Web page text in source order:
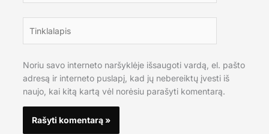
Noriu savo interneto naršyklėje išsaugoti vardą, el. pašto
adresą ir interneto puslapį, kad jų nebereiktų įvesti iš
naujo, kai kitą kartą vėl norėsiu parašyti komentarą.